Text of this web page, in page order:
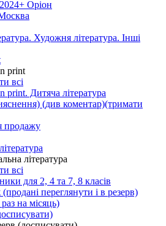
Оріон
Художня література. Інші
print
всі
print. Дитяча література
(див коментар)(тримати
продажу
література
всі
для 2, 4 та 7, 8 класів
переглянути і в резерв)
на місяць)